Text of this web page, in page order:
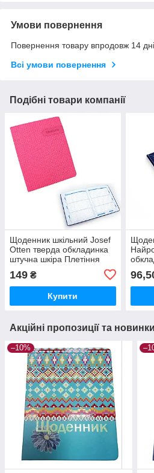
Умови повернення
Повернення товару впродовж 14
Всі умови повернення
Подібні товари компанії
Щоденник шкільний Josef
Otten тверда обкладинка
штучна шкіра Плетіння
149 ₴
Купити
Акційні пропозиції та новинки
–10%